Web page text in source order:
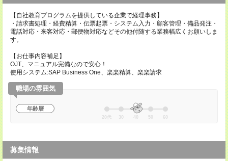
【自社教育プログラムを提供している企業で経理事務】
・請求書処理・経費精算・伝票起票・システム入力・顧客管理・備品発注・
電話対応・来客対応・郵便物対応などその他付随する業務幅広くお願いしま
す。
【お仕事内容補足】
OJT、マニュアル完備なので安心！
使用システム:SAP Business One、楽楽精算、楽楽請求
職場の雰囲気
年齢層
20代 30 40 50 60
募集情報